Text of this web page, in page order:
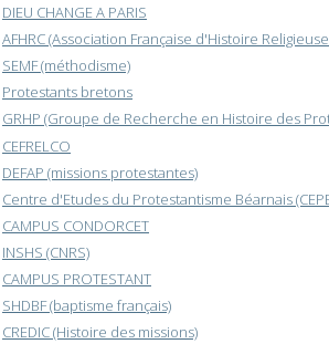
DIEU CHANGE A PARIS
AFHRC (Association Française d'Histoire
SEMF (méthodisme)
Protestants bretons
GRHP (Groupe de Recherche en Histoire des
CEFRELCO
DEFAP (missions protestantes)
Centre d'Etudes du Protestantisme Béarnais
CAMPUS CONDORCET
INSHS (CNRS)
CAMPUS PROTESTANT
SHDBF (baptisme français)
CREDIC (Histoire des missions)